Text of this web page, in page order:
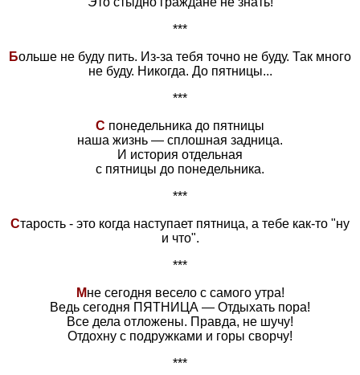
***
Больше не буду пить. Из-за тебя точно не буду. Так много
не буду. Никогда. До пятницы...
***
С понедельника до пятницы
наша жизнь — сплошная задница.
И история отдельная
с пятницы до понедельника.
***
Старость - это когда наступает пятница, а тебе как-то "ну
и что".
***
Мне сегодня весело с самого утра!
Ведь сегодня ПЯТНИЦА — Отдыхать пора!
Все дела отложены. Правда, не шучу!
Отдохну с подружками и горы сворчу!
***